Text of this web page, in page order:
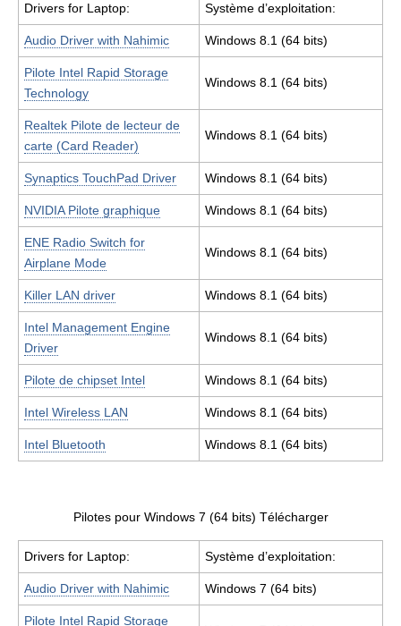
Drivers for Laptop: Système d’exploitation:
Audio Driver with Nahimic Windows 8.1 (64 bits)
Pilote Intel Rapid Storage
Technology
Windows 8.1 (64 bits)
Realtek Pilote de lecteur de
carte (Card Reader)
Windows 8.1 (64 bits)
Synaptics TouchPad Driver Windows 8.1 (64 bits)
NVIDIA Pilote graphique Windows 8.1 (64 bits)
ENE Radio Switch for
Airplane Mode
Windows 8.1 (64 bits)
Killer LAN driver Windows 8.1 (64 bits)
Intel Management Engine
Driver
Windows 8.1 (64 bits)
Pilote de chipset Intel Windows 8.1 (64 bits)
Intel Wireless LAN Windows 8.1 (64 bits)
Intel Bluetooth Windows 8.1 (64 bits)
Pilotes pour Windows 7 (64 bits) Télécharger
Drivers for Laptop: Système d’exploitation:
Audio Driver with Nahimic Windows 7 (64 bits)
Pilote Intel Rapid Storage